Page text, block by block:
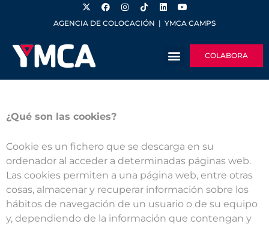
AGENCIA DE COLOCACIÓN | YMCA CAMPS
COLABORA
¿Qué son las cookies?
Cookie es un fichero que se descarga en su
ordenador al acceder a determinadas páginas web.
Las cookies permiten a una página web, entre otras
cosas, almacenar y recuperar información sobre los
hábitos de navegación de un usuario o de su equipo
y, dependiendo de la información que contengan y